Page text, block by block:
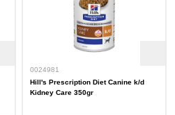
0024981
Hill's Prescription Diet Canine k/d
Kidney Care 350gr